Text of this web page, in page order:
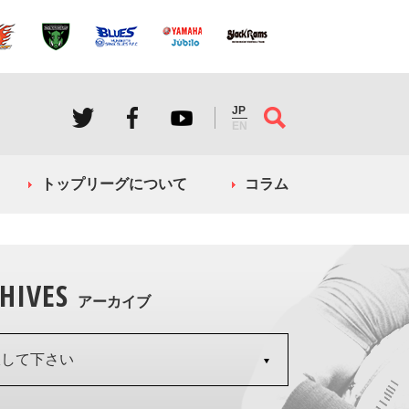
JP
EN
トップリーグについて コラム
アーカイブ
て下さい